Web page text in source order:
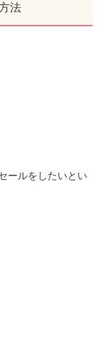
法
ールをしたいとい